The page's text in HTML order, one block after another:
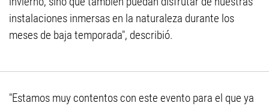
instalaciones inmersas en la naturaleza durante los
meses de baja temporada", describió.
"Estamos muy contentos con este evento para el que ya